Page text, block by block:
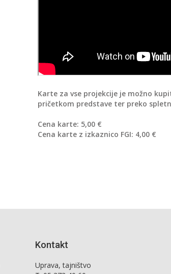
Karte za vse projekcije je možno
pričetkom predstave ter preko
Cena karte: 5,00 €
Cena karte z izkaznico FGI: 4,00 €
Kontakt
Uprava, tajništvo